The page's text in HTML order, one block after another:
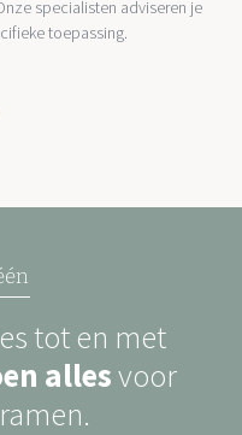
specialisten adviseren je
toepassing.
tot en met
allesvoor